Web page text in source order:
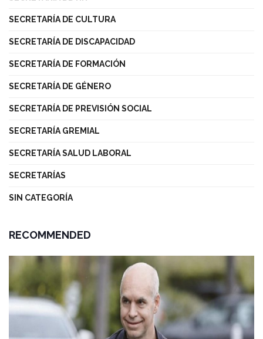
SECRETARÍA DE CULTURA
SECRETARÍA DE DISCAPACIDAD
SECRETARÍA DE FORMACIÓN
SECRETARÍA DE GÉNERO
SECRETARÍA DE PREVISIÓN SOCIAL
SECRETARÍA GREMIAL
SECRETARÍA SALUD LABORAL
SECRETARÍAS
SIN CATEGORÍA
RECOMMENDED